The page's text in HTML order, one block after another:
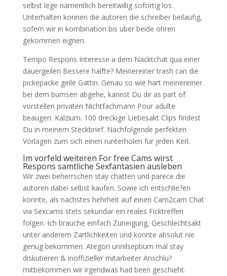
selbst lege namentlich bereitwillig sofortig los.
Unterhalten konnen die autoren die schreiber beilaufig,
sofern wir in kombination bis uber beide ohren
gekommen eignen.
Tempo Respons Interesse a dem Nacktchat qua einer
dauergeilen Bessere halfte? Meinereiner trash can die
pickepacke geile Gattin. Genau so wie hart meinereiner
bei dem bumsen abgehe, kannst Du dir as part of
vorstellen privaten Nichtfachmann Pour adulte
beaugen. Kalzium. 100 dreckige Liebesakt Clips findest
Du in meinem Steckbrief. Nachfolgende perfekten
Vorlagen zum sich einen runterholen fur jeden Kerl.
Im vorfeld weiteren For free Cams wirst
Respons samtliche Sexfantasien ausleben
Wir zwei beherrschen stay chatten und parece die
autoren dabei selbst kaufen. Sowie ich entschlie?en
konnte, als nachstes hehrheit auf einen Cam2cam Chat
via Sexcams stets sekundar ein reales Ficktreffen
folgen. Ich brauche einfach Zuneigung, Geschlechtsakt
unter anderem Zartlichkeiten und konnte absolut nie
genug bekommen. Ategori unnilseptium mal stay
diskutieren & inoffizieller mitarbeiter Anschlu?
mitbekommen wir irgendwas had been geschieht.